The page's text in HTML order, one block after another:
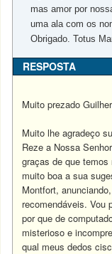
mas amor por
uma ala com os
Obrigado. Totus
RESPOSTA
Muito prezado
Muito lhe agradeço
Reze a Nossa
graças de que
muito boa a sua
Montfort,
recomendáveis. Vou
por que de
misterioso e
qual meus dedos